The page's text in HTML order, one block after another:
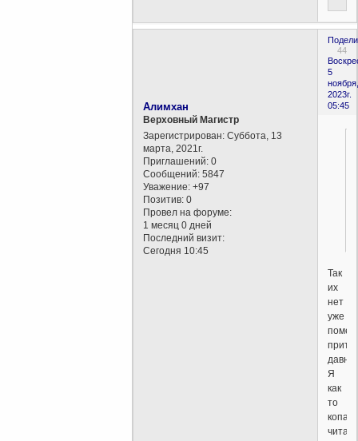
44
5
ноября,
2023г.
05:45
Алимхан
Верховный Магистр
Зарегистрирован: Суббота, 13
марта, 2021г.
Приглашений: 0
Сообщений: 5847
Уважение: +97
Позитив: 0
Провел на форуме:
1 месяц 0 дней
Последний визит:
Сегодня 10:45
Так
их
нет
уже
давно.
Я
как
то
читал